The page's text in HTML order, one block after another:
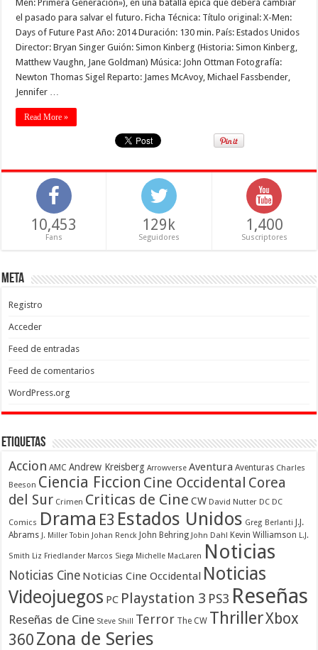
Men: Primera Generación»), en una batalla épica que deberá cambiar
el pasado para salvar el futuro. Ficha Técnica: Título original: X-Men:
Days of Future Past Año: 2014 Duración: 130 min. País: Estados Unidos
Director: Bryan Singer Guión: Simon Kinberg (Historia: Simon Kinberg,
Matthew Vaughn, Jane Goldman) Música: John Ottman Fotografía:
Newton Thomas Sigel Reparto: James McAvoy, Michael Fassbender,
Jennifer …
Read More »
10,453
Fans
129k
Seguidores
1,400
Suscriptores
Meta
Registro
Acceder
Feed de entradas
Feed de comentarios
WordPress.org
Etiquetas
Accion AMC Andrew Kreisberg Arrowverse Aventura Aventuras Charles
Beeson Ciencia Ficcion Cine Occidental Corea
del Sur Crimen Criticas de Cine CW David Nutter DC DC
Comics Drama E3 Estados Unidos Greg Berlanti J.J.
Abrams J. Miller Tobin Johan Renck John Behring John Dahl Kevin Williamson L.J.
Smith Liz Friedlander Marcos Siega Michelle MacLaren Noticias
Noticias Cine Noticias Cine Occidental Noticias
Videojuegos PC Playstation 3 PS3 Reseñas
Reseñas de Cine Steve Shill Terror The CW ThrillerXbox
360 Zona de Series